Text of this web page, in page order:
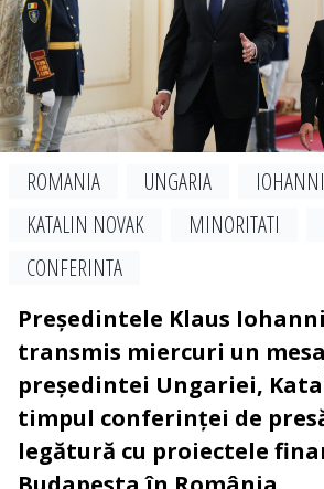
ROMANIA UNGARIA
KATALIN NOVAK
MINORITATI
CONFERINTA
Președintele Klaus
transmis miercuri un
președintei Ungariei,
timpul conferinței de
legătură cu proiectele